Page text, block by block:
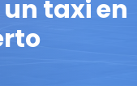
taxi en